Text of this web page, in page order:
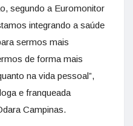
segundo a Euromonitor
integrando a saúde
sermos mais
de forma mais
na vida pessoal”,
e franqueada
Campinas.